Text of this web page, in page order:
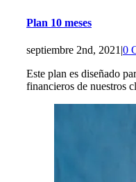
Plan 10 meses
septiembre 2nd, 2021 |0
Este plan es diseñado
financieros de nuestros